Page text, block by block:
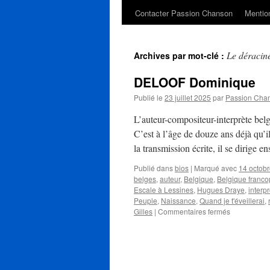
Contacter Passion Chanson
Archives par mot-clé : Le
DELOOF Dominique
Publié le 23 juillet 2025 par Passion
L’auteur-compositeur-interprète
C’est à l’âge de douze ans déjà
la transmission écrite, il se dirige
Publié dansbios | Marqué avec 14
belges, auteur, Belgique, Belgique
Escale à Lessines, Hugues Draye,
Peuple, Naissance, Quand je t'éveillerai,
Gilles | Commentaires ferméssur